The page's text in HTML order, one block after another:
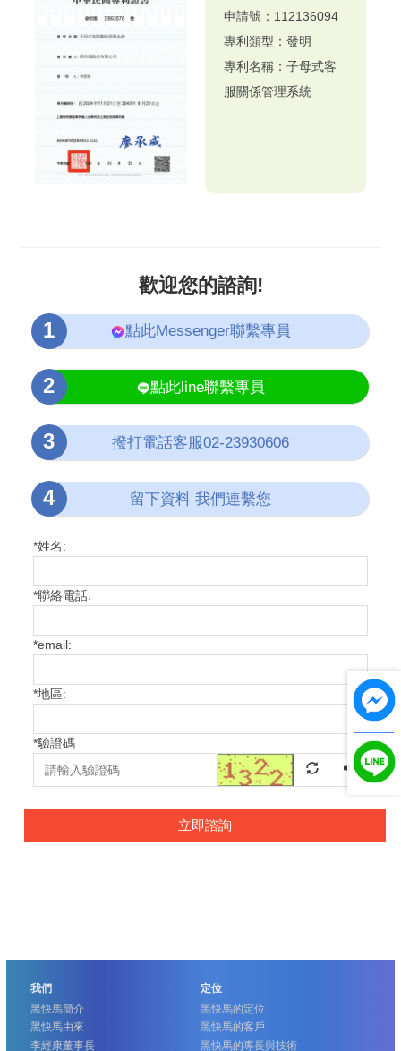
申請號：112136094
專利類型：發明
專利名稱：子母式客
服關係管理系統
歡迎您的諮詢!
點此Messenger聯繫專員
點此line聯繫專員
撥打電話客服02-23930606
留下資料 我們連繫您
*姓名:
*聯絡電話:
*email:
*地區:
*驗證碼
立即諮詢
我們
黑快馬簡介
黑快馬由來
李經康董事長
定位
黑快馬的定位
黑快馬的客戶
黑快馬的專長與技術